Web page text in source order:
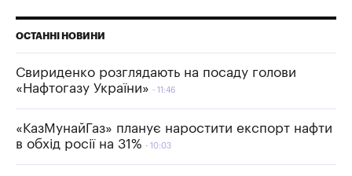
ОСТАННІ НОВИНИ
Свириденко розглядають на посаду голови
«Нафтогазу України»
11:46
«КазМунайГаз» планує наростити експорт нафти
в обхід росії на 31%
10:03